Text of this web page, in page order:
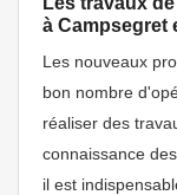
à Campsegret
Les nouveaux
bon nombre
réaliser des
connaissance
il est